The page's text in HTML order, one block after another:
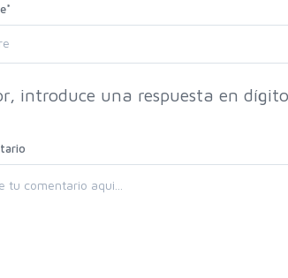
*
introduce una respuesta en